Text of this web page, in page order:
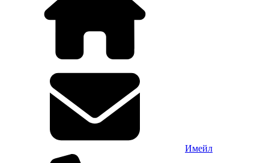
Имейл